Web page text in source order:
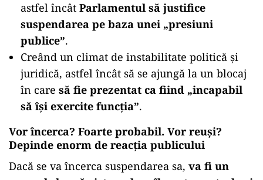
astfel încât Parlamentul să justifice
suspendarea pe baza unei „presiuni
publice”.
Creând un climat de instabilitate politică și
juridică, astfel încât să se ajungă la un blocaj
în care să fie prezentat ca fiind „incapabil
să își exercite funcția”.
Vor încerca? Foarte probabil. Vor reuși?
Depinde enorm de reacția publicului
Dacă se va încerca suspendarea sa, va fi un